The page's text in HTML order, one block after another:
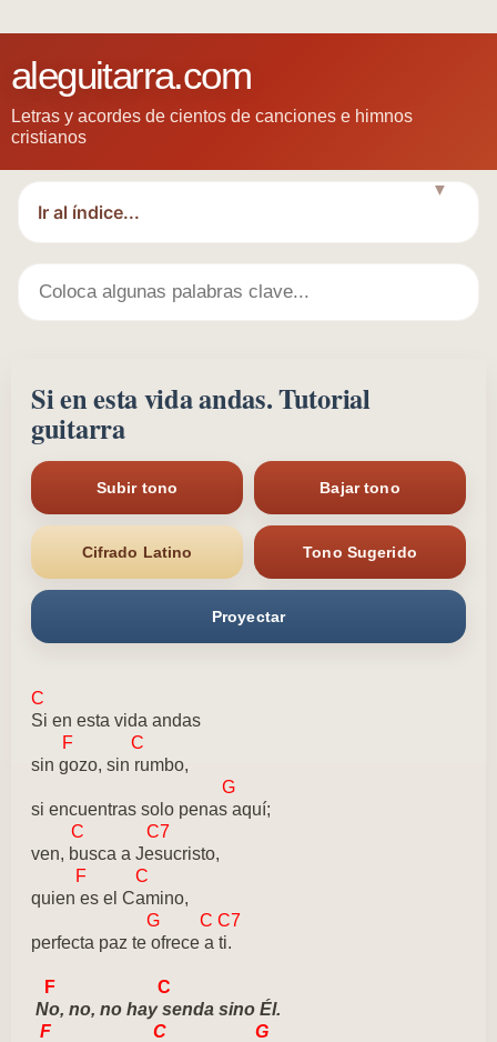
aleguitarra.com
Letras y acordes de cientos de canciones e himnos
cristianos
▼
Si en esta vida andas. Tutorial
guitarra
Subir tono Bajar tono
Cifrado Latino Tono Sugerido
Proyectar
C
Si en esta vida andas
F C
sin gozo, sin rumbo,
G
si encuentras solo penas aquí;
C C7
ven, busca a Jesucristo,
F C
quien es el Camino,
G C C7
perfecta paz te ofrece a ti.
F C
No, no, no hay senda sino Él.
F C G